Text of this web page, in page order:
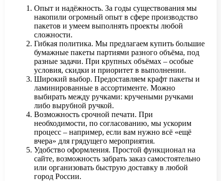
Опыт и надёжность. За годы существования мы
накопили огромный опыт в сфере производство
пакетов и умеем выполнять проекты любой
сложности.
Гибкая политика. Мы предлагаем купить большие
бумажные пакеты партиями разного объёма, под
разные задачи. При крупных объёмах – особые
условия, скидки и приоритет в выполнении.
Широкий выбор. Предоставляем крафт пакеты и
ламинированные в ассортименте. Можно
выбирать между ручками: кручеными ручками
либо вырубной ручкой.
Возможность срочной печати. При
необходимости, по согласованию, мы ускорим
процесс – например, если вам нужно всё «ещё
вчера» для грядущего мероприятия.
Удобство оформления. Простой функционал на
сайте, возможность забрать заказ самостоятельно
или организовать быструю доставку в любой
город России.